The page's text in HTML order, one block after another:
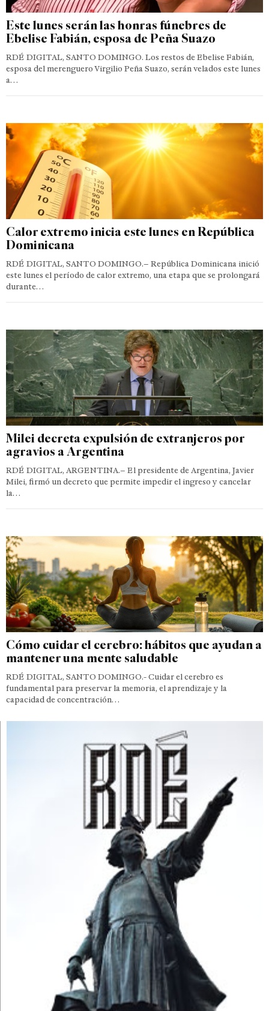
Este lunes serán las honras fúnebres de
Ebelise Fabián, esposa de Peña Suazo
RDÉ DIGITAL, SANTO DOMINGO. Los restos de Ebelise Fabián,
esposa del merenguero Virgilio Peña Suazo, serán velados este lunes
a…
Calor extremo inicia este lunes en República
Dominicana
RDÉ DIGITAL, SANTO DOMINGO.– República Dominicana inició
este lunes el período de calor extremo, una etapa que se prolongará
durante…
Milei decreta expulsión de extranjeros por
agravios a Argentina
RDÉ DIGITAL, ARGENTINA.– El presidente de Argentina, Javier
Milei, firmó un decreto que permite impedir el ingreso y cancelar
la…
Cómo cuidar el cerebro: hábitos que ayudan a
mantener una mente saludable
RDÉ DIGITAL, SANTO DOMINGO.- Cuidar el cerebro es
fundamental para preservar la memoria, el aprendizaje y la
capacidad de concentración…